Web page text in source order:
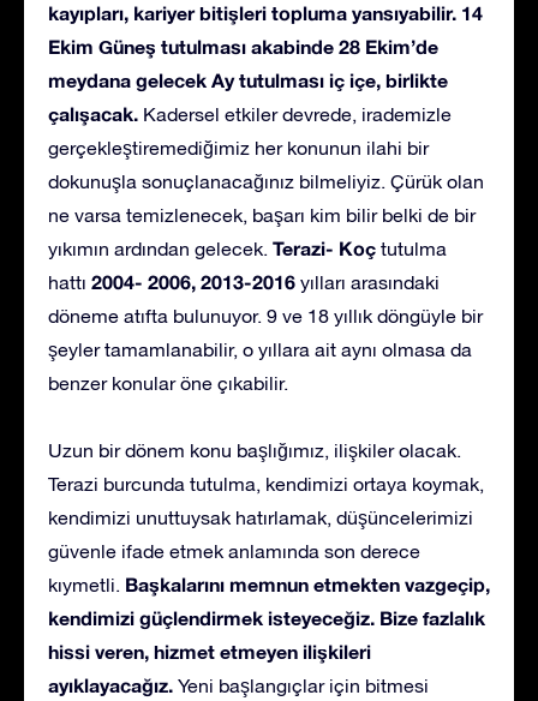
kayıpları, kariyer bitişleri topluma yansıyabilir. 14
Ekim Güneş tutulması akabinde 28 Ekim’de
meydana gelecek Ay tutulması iç içe, birlikte
çalışacak. Kadersel etkiler devrede, irademizle
gerçekleştiremediğimiz her konunun ilahi bir
dokunuşla sonuçlanacağınız bilmeliyiz. Çürük olan
ne varsa temizlenecek, başarı kim bilir belki de bir
yıkımın ardından gelecek. Terazi- Koç tutulma
hattı 2004- 2006, 2013-2016 yılları arasındaki
döneme atıfta bulunuyor. 9 ve 18 yıllık döngüyle bir
şeyler tamamlanabilir, o yıllara ait aynı olmasa da
benzer konular öne çıkabilir.
Uzun bir dönem konu başlığımız, ilişkiler olacak.
Terazi burcunda tutulma, kendimizi ortaya koymak,
kendimizi unuttuysak hatırlamak, düşüncelerimizi
güvenle ifade etmek anlamında son derece
kıymetli. Başkalarını memnun etmekten vazgeçip,
kendimizi güçlendirmek isteyeceğiz. Bize fazlalık
hissi veren, hizmet etmeyen ilişkileri
ayıklayacağız. Yeni başlangıçlar için bitmesi